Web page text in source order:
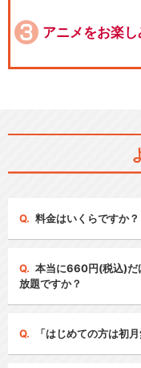
アニメをお楽
料金はいくらですか？
本当に660円(税込)だ
放題ですか？
「はじめての方は初